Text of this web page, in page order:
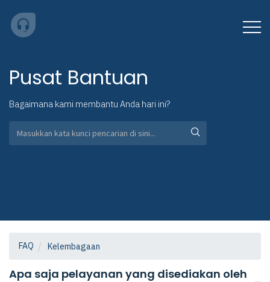
Pusat Bantuan
Bagaimana kami membantu Anda hari ini?
FAQ Kelembagaan
Apa saja pelayanan yang disediakan oleh